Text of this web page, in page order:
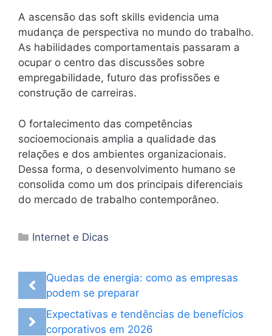
A ascensão das soft skills evidencia uma
mudança de perspectiva no mundo do trabalho.
As habilidades comportamentais passaram a
ocupar o centro das discussões sobre
empregabilidade, futuro das profissões e
construção de carreiras.
O fortalecimento das competências
socioemocionais amplia a qualidade das
relações e dos ambientes organizacionais.
Dessa forma, o desenvolvimento humano se
consolida como um dos principais diferenciais
do mercado de trabalho contemporâneo.
Categorias
Internet e Dicas
Quedas de energia: como as empresas
podem se preparar
Expectativas e tendências de benefícios
corporativos em 2026